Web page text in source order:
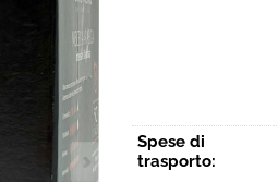
Spese di
trasporto: